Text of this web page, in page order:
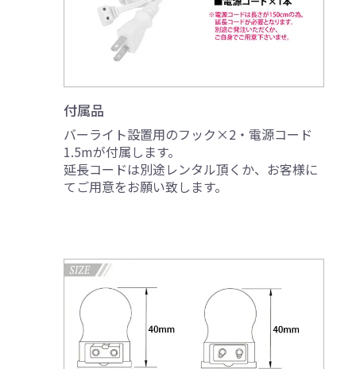
付属品
バーライト設置用のフック×2・電源コード
1.5mが付属します。
延長コードは別途レンタル頂くか、お客様に
てご用意をお願い致します。